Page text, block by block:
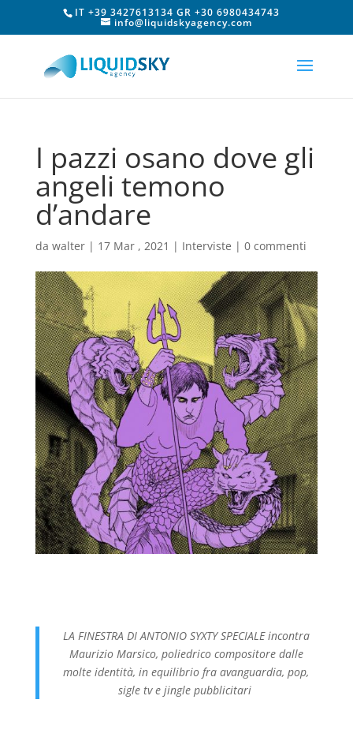
IT +39 3427613134 GR +30 6980434743
info@liquidskyagency.com
I pazzi osano dove gli
angeli temono
d’andare
da walter| 17 Mar , 2021 | Interviste | 0 commenti
LA FINESTRA DI ANTONIO SYXTY SPECIALE incontra
Maurizio Marsico, poliedrico compositore dalle
molte identità, in equilibrio fra avanguardia, pop,
sigle tv e jingle pubblicitari